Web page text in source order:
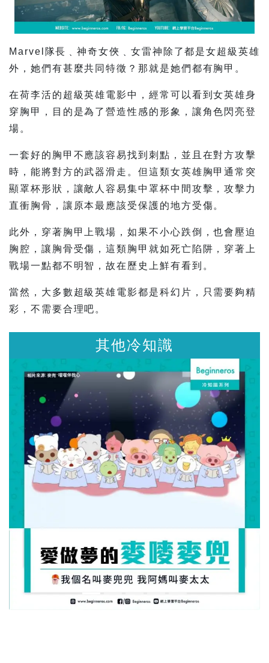
Marvel隊長﹑神奇女俠﹑女雷神除了都是女超級英雄
外，她們有甚麼共同特徵？那就是她們都有胸甲。
在荷李活的超級英雄電影中，經常可以看到女英雄身
穿胸甲，目的是為了營造性感的形象，讓角色閃亮登
場。
一套好的胸甲不應該容易找到刺點，並且在對方攻擊
時，能將對方的武器滑走。但這類女英雄胸甲通常突
顯罩杯形狀，讓敵人容易集中罩杯中間攻擊，攻擊力
直衝胸骨，讓原本最應該受保護的地方受傷。
此外，穿著胸甲上戰場，如果不小心跌倒，也會壓迫
胸腔，讓胸骨受傷，這類胸甲就如死亡陷阱，穿著上
戰場一點都不明智，故在歷史上鮮有看到。
當然，大多數超級英雄電影都是科幻片，只需要夠精
彩，不需要合理吧。